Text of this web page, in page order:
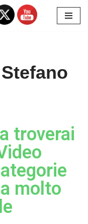
troverai
molto